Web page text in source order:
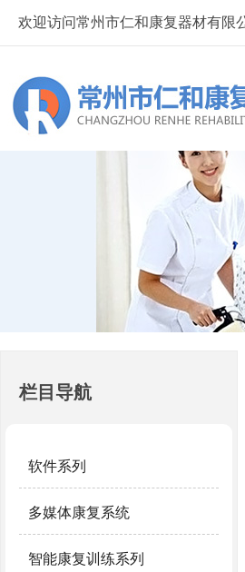
欢迎访问常州市仁和康复器材有限
栏目导航
软件系列
多媒体康复系统
智能康复训练系列